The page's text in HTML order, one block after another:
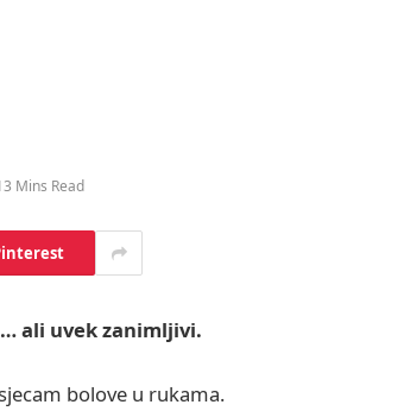
Mins Read
ali uvek zanimljivi.
bolove u rukama.